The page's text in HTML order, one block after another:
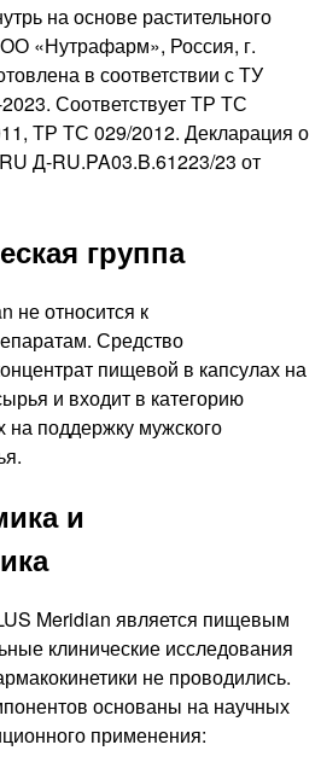
на основе растительного
«Нутрафарм», Россия, г.
в соответствии с ТУ
Соответствует ТР ТС
ТР ТС 029/2012. Декларация о
Д-RU.PA03.B.61223/23 от
группа
не относится к
Средство
пищевой в капсулах на
и входит в категорию
поддержку мужского
и
Meridian является пищевым
клинические исследования
не проводились.
основаны на научных
применения: